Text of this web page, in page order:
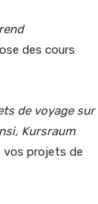
des cours
de voyage sur
Kursraum
vos projets de